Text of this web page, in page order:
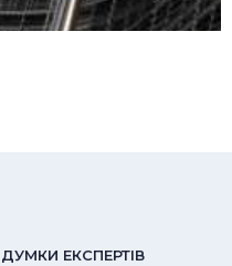
ДУМКИ ЕКСПЕРТIВ